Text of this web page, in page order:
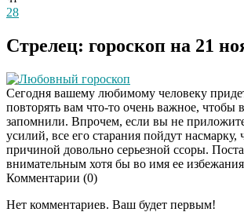
28
Стрелец: гороскоп на 21
Любовный гороскоп
Сегодня вашему любимому человеку
повторять вам что-то очень важное, чтобы
запомнили. Впрочем, если вы не
усилий, все его старания пойдут насмарку,
причиной довольно серьезной ссоры.
внимательным хотя бы во имя ее
Комментарии (0)
Нет комментариев. Ваш будет первым!
Скрытая камера на
люди вытворяют, когда